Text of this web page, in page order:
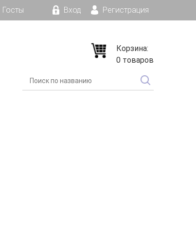
Госты Вход Регистрация
Корзина:
0 товаров